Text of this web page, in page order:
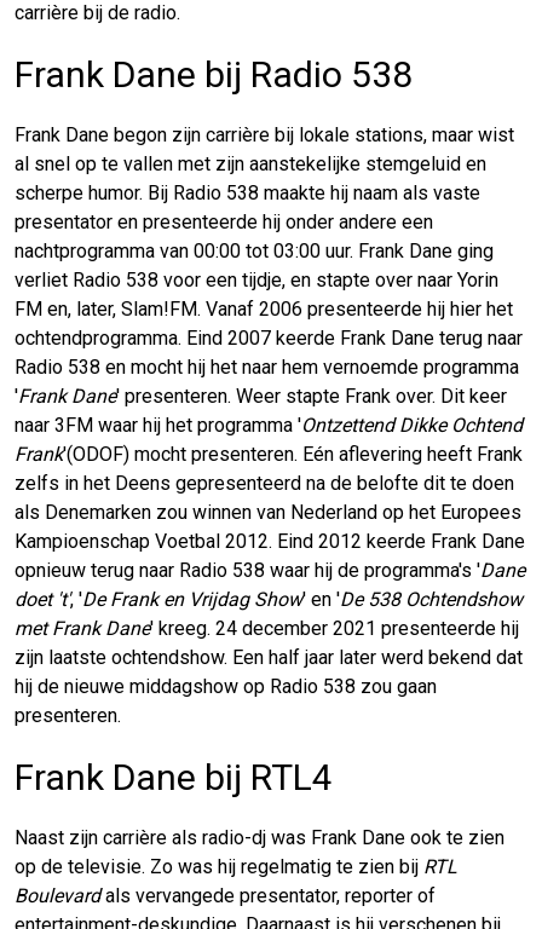
carrière bij de radio.
Frank Dane bij Radio 538
Frank Dane begon zijn carrière bij lokale stations, maar wist
al snel op te vallen met zijn aanstekelijke stemgeluid en
scherpe humor. Bij Radio 538 maakte hij naam als vaste
presentator en presenteerde hij onder andere een
nachtprogramma van 00:00 tot 03:00 uur. Frank Dane ging
verliet Radio 538 voor een tijdje, en stapte over naar Yorin
FM en, later, Slam!FM. Vanaf 2006 presenteerde hij hier het
ochtendprogramma. Eind 2007 keerde Frank Dane terug naar
Radio 538 en mocht hij het naar hem vernoemde programma
'Frank Dane' presenteren. Weer stapte Frank over. Dit keer
naar 3FM waar hij het programma 'Ontzettend Dikke Ochtend
Frank'(ODOF) mocht presenteren. Eén aflevering heeft Frank
zelfs in het Deens gepresenteerd na de belofte dit te doen
als Denemarken zou winnen van Nederland op het Europees
Kampioenschap Voetbal 2012. Eind 2012 keerde Frank Dane
opnieuw terug naar Radio 538 waar hij de programma's 'Dane
doet 't', 'De Frank en Vrijdag Show' en 'De 538 Ochtendshow
met Frank Dane' kreeg. 24 december 2021 presenteerde hij
zijn laatste ochtendshow. Een half jaar later werd bekend dat
hij de nieuwe middagshow op Radio 538 zou gaan
presenteren.
Frank Dane bij RTL4
Naast zijn carrière als radio-dj was Frank Dane ook te zien
op de televisie. Zo was hij regelmatig te zien bij RTL
Boulevardals vervangede presentator, reporter of